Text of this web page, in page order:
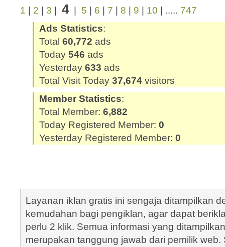
1 2 3 4| 5 6 7 8 9 10 | ..... 747
Ads Statistics:
Total 60,772 ads
Today 546 ads
Yesterday 633 ads
Total Visit Today 37,674 visitors
Member Statistics:
Total Member: 6,882
Today Registered Member: 0
Yesterday Registered Member: 0
Layanan iklan gratis ini sengaja ditampilkan
kemudahan bagi pengiklan, agar dapat
perlu 2 klik. Semua informasi yang
merupakan tanggung jawab dari pemilik